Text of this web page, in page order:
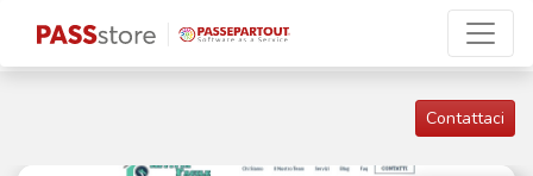
Contattaci